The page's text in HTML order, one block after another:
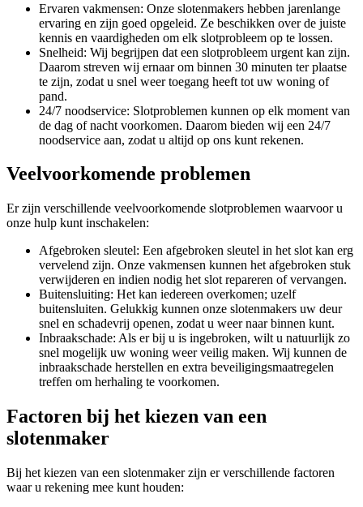
Ervaren vakmensen: Onze slotenmakers hebben jarenlange
ervaring en zijn goed opgeleid. Ze beschikken over de juiste
kennis en vaardigheden om elk slotprobleem op te lossen.
Snelheid: Wij begrijpen dat een slotprobleem urgent kan zijn.
Daarom streven wij ernaar om binnen 30 minuten ter plaatse
te zijn, zodat u snel weer toegang heeft tot uw woning of
pand.
24/7 noodservice: Slotproblemen kunnen op elk moment van
de dag of nacht voorkomen. Daarom bieden wij een 24/7
noodservice aan, zodat u altijd op ons kunt rekenen.
Veelvoorkomende problemen
Er zijn verschillende veelvoorkomende slotproblemen waarvoor u
onze hulp kunt inschakelen:
Afgebroken sleutel: Een afgebroken sleutel in het slot kan erg
vervelend zijn. Onze vakmensen kunnen het afgebroken stuk
verwijderen en indien nodig het slot repareren of vervangen.
Buitensluiting: Het kan iedereen overkomen; uzelf
buitensluiten. Gelukkig kunnen onze slotenmakers uw deur
snel en schadevrij openen, zodat u weer naar binnen kunt.
Inbraakschade: Als er bij u is ingebroken, wilt u natuurlijk zo
snel mogelijk uw woning weer veilig maken. Wij kunnen de
inbraakschade herstellen en extra beveiligingsmaatregelen
treffen om herhaling te voorkomen.
Factoren bij het kiezen van een
slotenmaker
Bij het kiezen van een slotenmaker zijn er verschillende factoren
waar u rekening mee kunt houden: